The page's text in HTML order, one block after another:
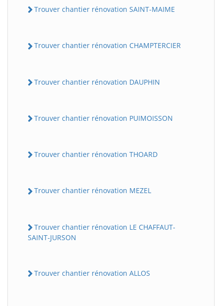
Trouver chantier rénovation SAINT-MAIME
Trouver chantier rénovation CHAMPTERCIER
Trouver chantier rénovation DAUPHIN
Trouver chantier rénovation PUIMOISSON
Trouver chantier rénovation THOARD
Trouver chantier rénovation MEZEL
Trouver chantier rénovation LE CHAFFAUT-
SAINT-JURSON
Trouver chantier rénovation ALLOS